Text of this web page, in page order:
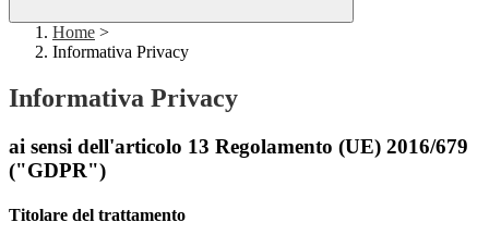
Home >
Informativa Privacy
Informativa Privacy
ai sensi dell'articolo 13 Regolamento (UE) 2016/679
("GDPR")
Titolare del trattamento